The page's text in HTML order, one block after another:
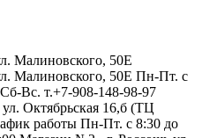
Малиновского, 50Е
Малиновского, 50Е Пн-Пт. с
Вс. т.+7-908-148-98-97
Октябрьская 16,б (ТЦ
работы Пн-Пт. с 8:30 до